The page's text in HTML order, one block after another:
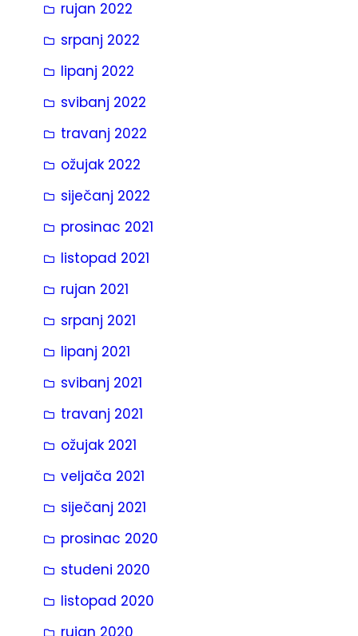
rujan 2022
srpanj 2022
lipanj 2022
svibanj 2022
travanj 2022
ožujak 2022
siječanj 2022
prosinac 2021
listopad 2021
rujan 2021
srpanj 2021
lipanj 2021
svibanj 2021
travanj 2021
ožujak 2021
veljača 2021
siječanj 2021
prosinac 2020
studeni 2020
listopad 2020
rujan 2020